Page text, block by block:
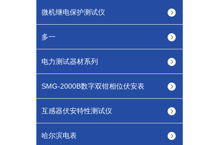
微机继电保护测试仪
多一
电力测试器材系列
SMG-2000B数字双钳相位伏安表
互感器伏安特性测试仪
哈尔滨电表